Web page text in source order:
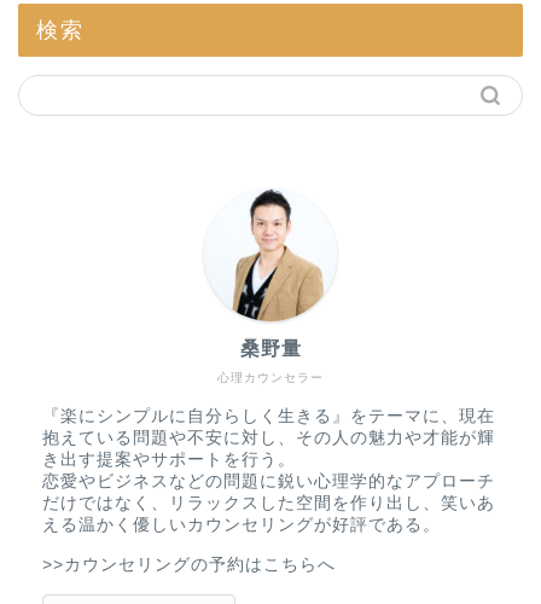
検索
心理カウンセラー
桑野量
『楽にシンプルに自分らしく生きる』をテーマに、現在
抱えている問題や不安に対し、その人の魅力や才能が輝
き出す提案やサポートを行う。
恋愛やビジネスなどの問題に鋭い心理学的なアプローチ
だけではなく、リラックスした空間を作り出し、笑いあ
える温かく優しいカウンセリングが好評である。
>>カウンセリングの予約はこちらへ